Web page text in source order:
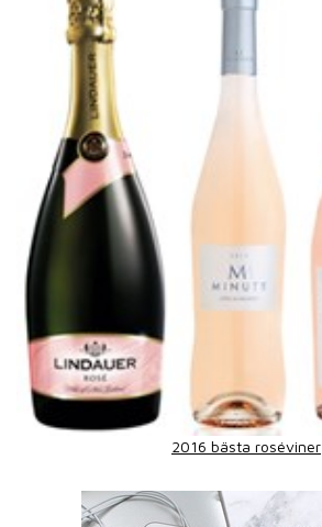
2016 bästa roséviner